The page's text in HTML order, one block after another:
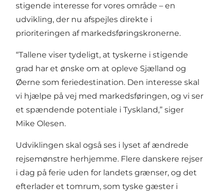
stigende interesse for vores område – en
udvikling, der nu afspejles direkte i
prioriteringen af markedsføringskronerne.
“Tallene viser tydeligt, at tyskerne i stigende
grad har et ønske om at opleve Sjælland og
Øerne som feriedestination. Den interesse skal
vi hjælpe på vej med markedsføringen, og vi ser
et spændende potentiale i Tyskland,” siger
Mike Olesen.
Udviklingen skal også ses i lyset af ændrede
rejsemønstre herhjemme. Flere danskere rejser
i dag på ferie uden for landets grænser, og det
efterlader et tomrum, som tyske gæster i